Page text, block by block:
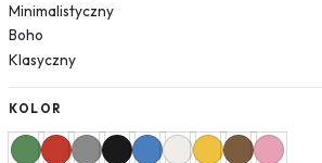
Natura
Liście
Rośliny
Drzewa
Minimalistyczny
Boho
Klasyczny
KOLOR